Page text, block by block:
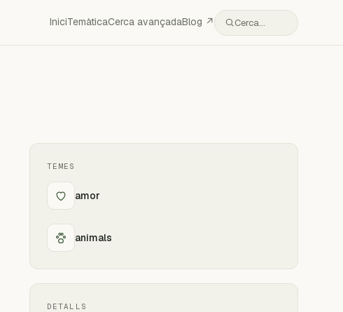
IniciTemàticaCerca avançadaBlog ↗ Cerca…
TEMES
amor
animals
DETALLS